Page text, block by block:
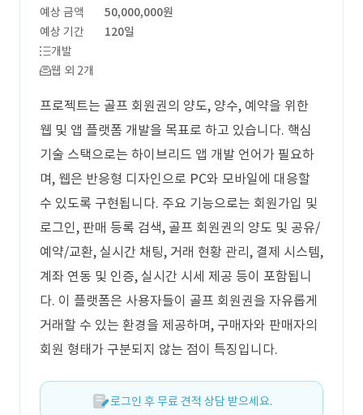
예상 금액
50,000,000원
예상 기간
120일
개발
웹 외 2개
프로젝트는 골프 회원권의 양도, 양수, 예약을 위한
웹 및 앱 플랫폼 개발을 목표로 하고 있습니다. 핵심
기술 스택으로는 하이브리드 앱 개발 언어가 필요하
며, 웹은 반응형 디자인으로 PC와 모바일에 대응할
수 있도록 구현됩니다. 주요 기능으로는 회원가입 및
로그인, 판매 등록 검색, 골프 회원권의 양도 및 공유/
예약/교환, 실시간 채팅, 거래 현황 관리, 결제 시스템,
계좌 연동 및 인증, 실시간 시세 제공 등이 포함됩니
다. 이 플랫폼은 사용자들이 골프 회원권을 자유롭게
거래할 수 있는 환경을 제공하며, 구매자와 판매자의
회원 형태가 구분되지 않는 점이 특징입니다.
로그인 후 무료 견적 상담 받으세요.